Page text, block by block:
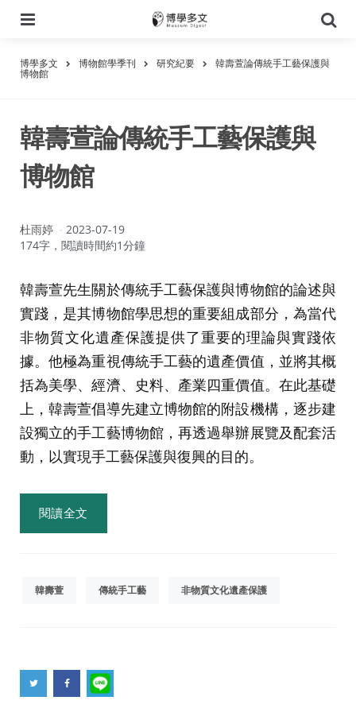
尋
博學多文 博物館學季刊 研究紀要 韓壽萱論傳統手工藝保護與
博物館
韓壽萱論傳統手工藝保護與
博物館
作
者：
杜雨婷
2023-07-19
174字，閱讀時間約1分鐘
韓壽萱先生關於傳統手工藝保護與博物館的論述與
實踐，是其博物館學思想的重要組成部分，為當代
非物質文化遺產保護提供了重要的理論與實踐依
據。他極為重視傳統手工藝的遺產價值，並將其概
括為美學、經濟、史料、產業四重價值。在此基礎
上，韓壽萱倡導先建立博物館的附設機構，逐步建
設獨立的手工藝博物館，再透過舉辦展覽及配套活
動，以實現手工藝保護與復興的目的。
閱讀全文
韓壽萱 傳統手工藝 非物質文化遺產保護